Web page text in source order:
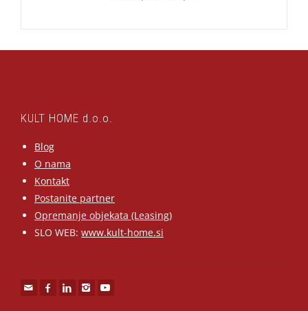
KULT HOME d.o.o.
Blog
O nama
Kontakt
Postanite partner
Opremanje objekata (Leasing)
SLO WEB: www.kult-home.si